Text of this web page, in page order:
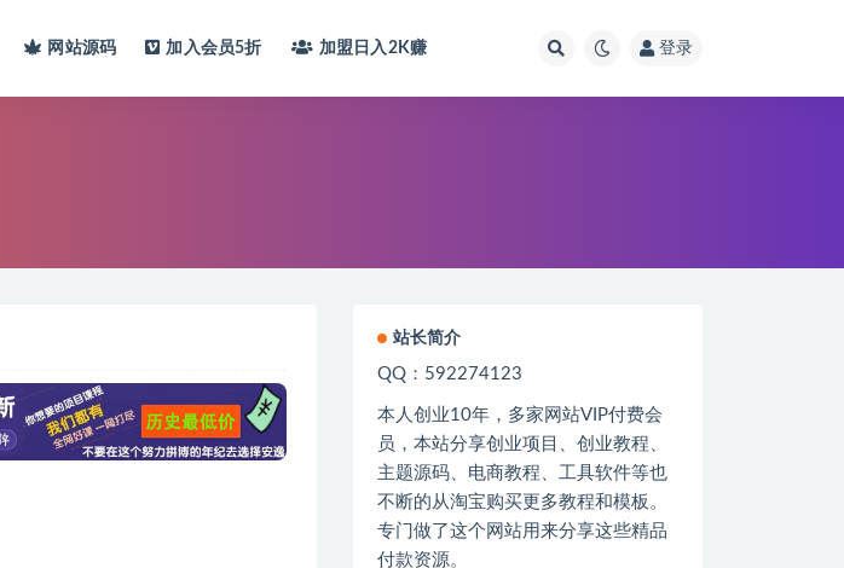
网站源码 加入会员5折 加盟日入2K赚 登录
站长简介
QQ：592274123
本人创业10年，多家网站VIP付费会
员，本站分享创业项目、创业教程、
主题源码、电商教程、工具软件等也
不断的从淘宝购买更多教程和模板。
专门做了这个网站用来分享这些精品
付款资源。